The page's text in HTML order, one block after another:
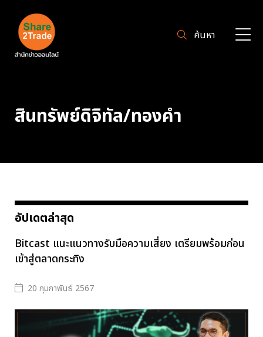
ค้นหา
สินทรัพย์ดิจิทัล/ทองคำ
อัปเดตล่าสุด
Bitcast แนะแนวทางรับมือความเสี่ยง เตรียมพร้อมก่อน
เข้าสู่ตลาดกระทิง
20 กุมภาพันธ์ 2567